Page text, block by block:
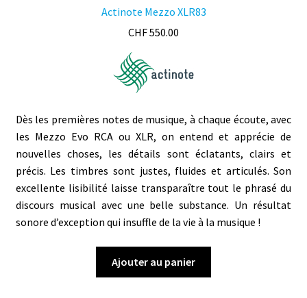
Actinote Mezzo XLR83
CHF550.00
Dès les premières notes de musique, à chaque écoute, avec
les Mezzo Evo RCA ou XLR, on entend et apprécie de
nouvelles choses, les détails sont éclatants, clairs et
précis. Les timbres sont justes, fluides et articulés. Son
excellente lisibilité laisse transparaître tout le phrasé du
discours musical avec une belle substance. Un résultat
sonore d’exception qui insuffle de la vie à la musique !
Ajouter au panier